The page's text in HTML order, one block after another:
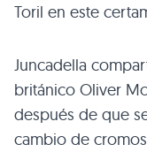
Toril en este
Juncadella
británico Oliver
después de que
cambio de